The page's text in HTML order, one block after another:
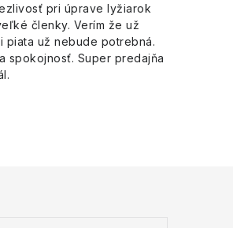
pri úprave lyžiarok
členky. Verím že už
piata už nebude potrebná.
spokojnosť. Super predajňa